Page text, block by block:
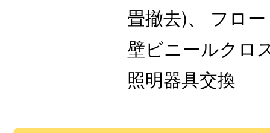
畳撤去)、 フロ
壁ビニールクロ
照明器具交換